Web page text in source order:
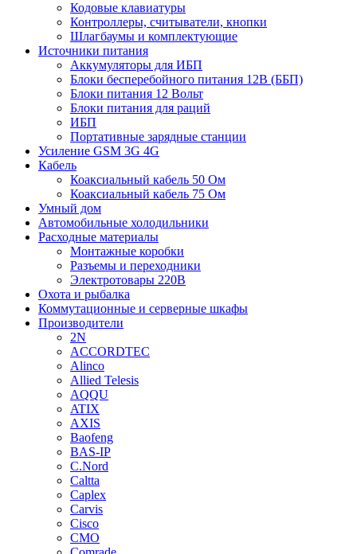
Кодовые клавиатуры
Контроллеры, считыватели, кнопки
Шлагбаумы и комплектующие
Источники питания
Аккумуляторы для ИБП
Блоки бесперебойного питания 12В (ББП)
Блоки питания 12 Вольт
Блоки питания для раций
ИБП
Портативные зарядные станции
Усиление GSM 3G 4G
Кабель
Коаксиальный кабель 50 Ом
Коаксиальный кабель 75 Ом
Умный дом
Автомобильные холодильники
Расходные материалы
Монтажные коробки
Разъемы и переходники
Электротовары 220В
Охота и рыбалка
Коммутационные и серверные шкафы
Производители
2N
ACCORDTEC
Alinco
Allied Telesis
AQQU
ATIX
AXIS
Baofeng
BAS-IP
C.Nord
Caltta
Caplex
Carvis
Cisco
CMO